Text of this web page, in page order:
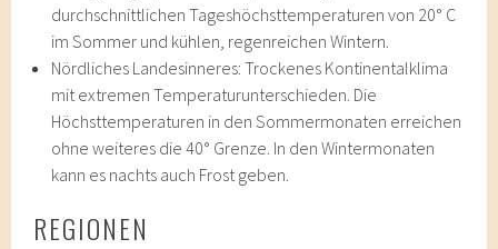
durchschnittlichen Tageshöchsttemperaturen von 20° C
im Sommer und kühlen, regenreichen Wintern.
Nördliches Landesinneres: Trockenes Kontinentalklima
mit extremen Temperaturunterschieden. Die
Höchsttemperaturen in den Sommermonaten erreichen
ohne weiteres die 40° Grenze. In den Wintermonaten
kann es nachts auch Frost geben.
REGIONEN